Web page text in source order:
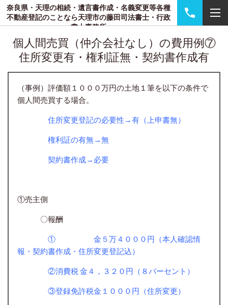
奈良県・天理の相続・遺言書作成・名義変更等各種
不動産登記のことなら天理市の藤田司法書士・行政
書士事務所
個人間売買（仲介会社なし）の費用例⑦
住所変更有・権利証無・契約書作成有
（事例）評価額１０００万円の土地１筆を以下の条件で
個人間売買する場合。
住所変更登記の必要性→有（上申書無）
権利証の有無→無
契約書作成→必要
①売主側
〇報酬
① 金５万４０００円（本人確認情
報・契約書作成・住所変更登記込）
②消費税 金４，３２０円（８パーセント）
③登録免許税金１０００円（住所変更）